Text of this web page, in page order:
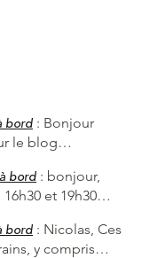
bord : Bonjour
le blog…
bord : bonjour,
et 19h30…
bord : Nicolas, Ces
y compris…